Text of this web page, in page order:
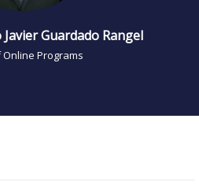
Guardado Rangel
Programs